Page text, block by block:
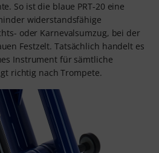
So ist die blaue PRT-20 eine
widerstandsfähige
oder Karnevalsumzug, bei der
Festzelt. Tatsächlich handelt es
Instrument für sämtliche
richtig nach Trompete.